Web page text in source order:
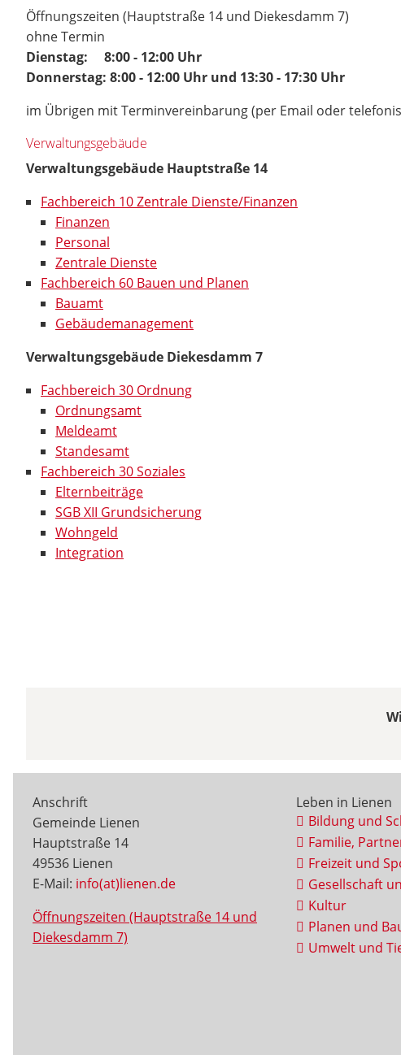
Öffnungszeiten (Hauptstraße 14 und Diekesdamm 7)
ohne Termin
Dienstag: 8:00 - 12:00 Uhr
Donnerstag: 8:00 - 12:00 Uhr und 13:30 - 17:30 Uhr
im Übrigen mit Terminvereinbarung (per Email oder
Verwaltungsgebäude
Verwaltungsgebäude Hauptstraße 14
Fachbereich 10 Zentrale Dienste/Finanzen
Finanzen
Personal
Zentrale Dienste
Fachbereich 60 Bauen und Planen
Bauamt
Gebäudemanagement
Verwaltungsgebäude Diekesdamm 7
Fachbereich 30 Ordnung
Ordnungsamt
Meldeamt
Standesamt
Fachbereich 30 Soziales
Elternbeiträge
SGB XII Grundsicherung
Wohngeld
Integration
Anschrift
Gemeinde Lienen
Hauptstraße 14
49536 Lienen
E-Mail: info(at)lienen.de
Öffnungszeiten (Hauptstraße 14 und
Diekesdamm 7)
Leben in Lienen
Bildung und
Familie,
Freizeit und
Gesellschaft
Kultur
Planen und
Umwelt und